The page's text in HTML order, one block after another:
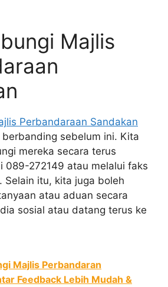
Majlis
Perbandaraan Sandakan
sebelum ini. Kita
mereka secara terus
089-272149 atau melalui faks
Selain itu, kita juga boleh
atau aduan secara
sosial atau datang terus ke
Majlis Perbandaran
Feedback Lebih Mudah &